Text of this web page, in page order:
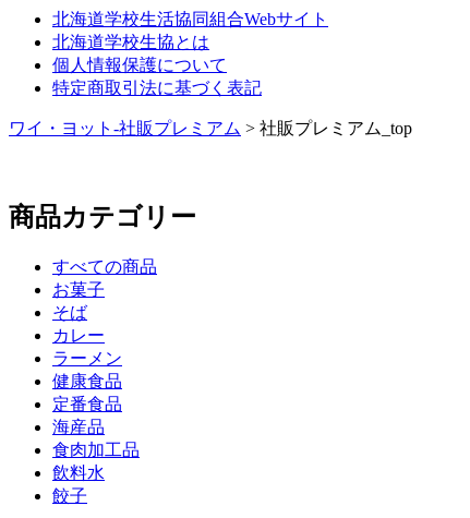
北海道学校生活協同組合Webサイト
北海道学校生協とは
個人情報保護について
特定商取引法に基づく表記
ワイ・ヨット-社販プレミアム > 社販プレミアム_top
商品カテゴリー
すべての商品
お菓子
そば
カレー
ラーメン
健康食品
定番食品
海産品
食肉加工品
飲料水
餃子